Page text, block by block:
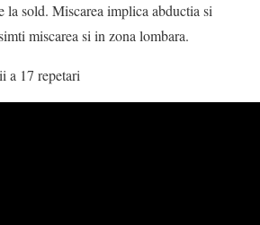
la sold. Miscarea implica abductia si
miscarea si in zona lombara.
a 17 repetari